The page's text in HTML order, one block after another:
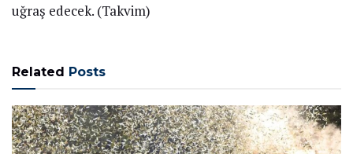
uğraş edecek. (Takvim)
Related Posts